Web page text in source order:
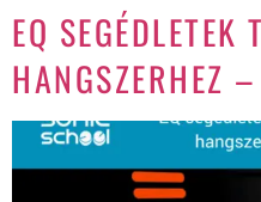
EQ
HANGSZERHEZ